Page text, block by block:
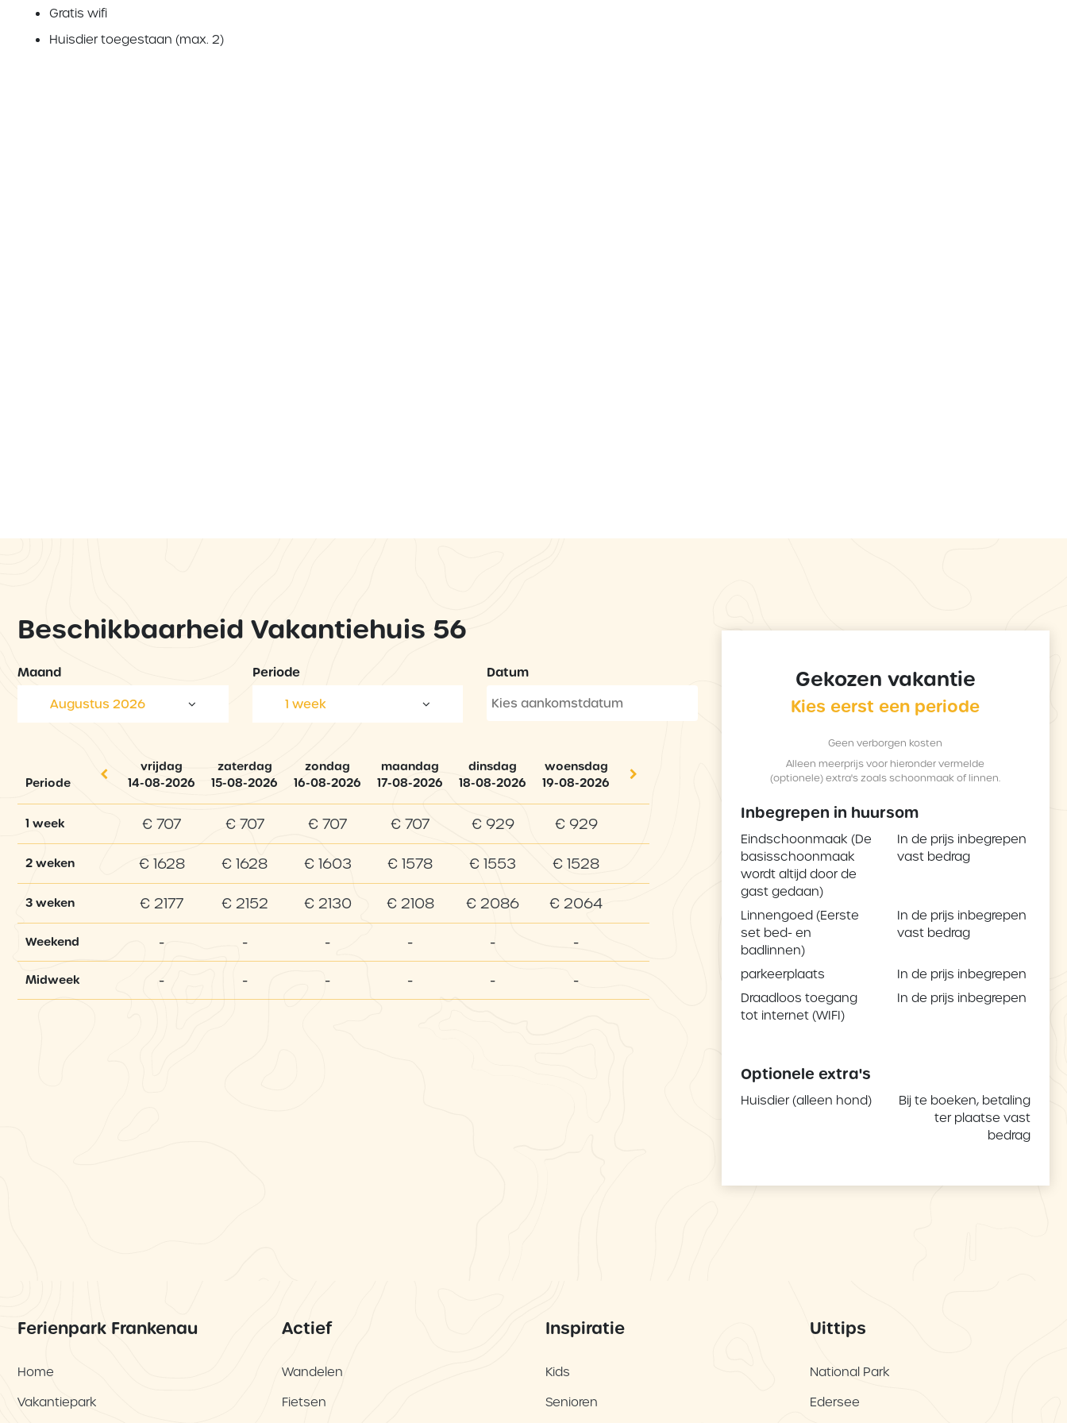
Gratis wifi
Huisdier toegestaan (max. 2)
Beschikbaarheid Vakantiehuis 56
Maand
Augustus 2026
Periode
1 week
Datum
Periode
vrijdag
14-08-2026
zaterdag
15-08-2026
zondag
16-08-2026
maandag
17-08-2026
dinsdag
18-08-2026
woensdag
19-08-2026
1 week € 707 € 707 € 707 € 707 € 929 € 929
2 weken € 1628 € 1628 € 1603 € 1578 € 1553 € 1528
3 weken € 2177 € 2152 € 2130 € 2108 € 2086 € 2064
Weekend - - - - - -
Midweek - - - - - -
Gekozen vakantie
Kies eerst een periode
Geen verborgen kosten
Alleen meerprijs voor hieronder vermelde
(optionele) extra's zoals schoonmaak of linnen.
Inbegrepen in huursom
Eindschoonmaak (De
basisschoonmaak
wordt altijd door de
gast gedaan)
In de prijs inbegrepen
vast bedrag
Linnengoed (Eerste
set bed- en
badlinnen)
In de prijs inbegrepen
vast bedrag
parkeerplaats
In de prijs inbegrepen
Draadloos toegang
tot internet (WIFI)
In de prijs inbegrepen
Optionele extra's
Huisdier (alleen hond)
Bij te boeken, betaling
ter plaatse vast
bedrag
Ferienpark Frankenau
Home
Vakantiepark
Actief
Wandelen
Fietsen
Inspiratie
Kids
Senioren
Uittips
National Park
Edersee